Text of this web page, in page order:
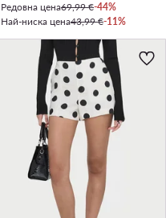
Редовна цена69,99 €-44%
Най-ниска цена43,99 €-11%